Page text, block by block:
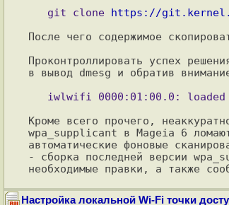
   git clone
https://
После чего содержимое
Проконтроллировать успех
в вывод dmesg и обратив
Кроме всего прочего,
wpa_supplicant в Mageia 6
автоматические фоновые
- сборка последней версии
Настройка локальной Wi-Fi точки